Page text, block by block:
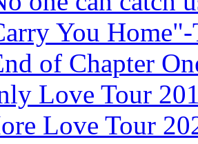
You
of Chapter
Love Tour
Love Tour